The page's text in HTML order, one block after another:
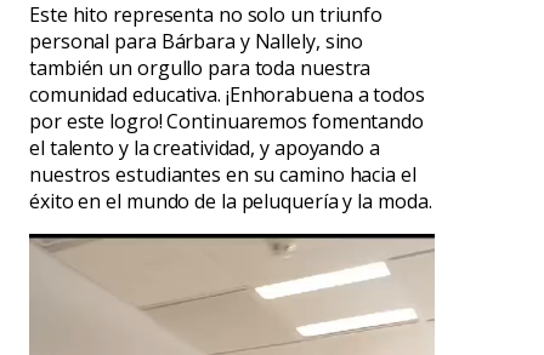
Este hito representa no solo un triunfo
personal para Bárbara y Nallely, sino
también un orgullo para toda nuestra
comunidad educativa. ¡Enhorabuena a todos
por este logro! Continuaremos fomentando
el talento y la creatividad, y apoyando a
nuestros estudiantes en su camino hacia el
éxito en el mundo de la peluquería y la moda.
Reproductor